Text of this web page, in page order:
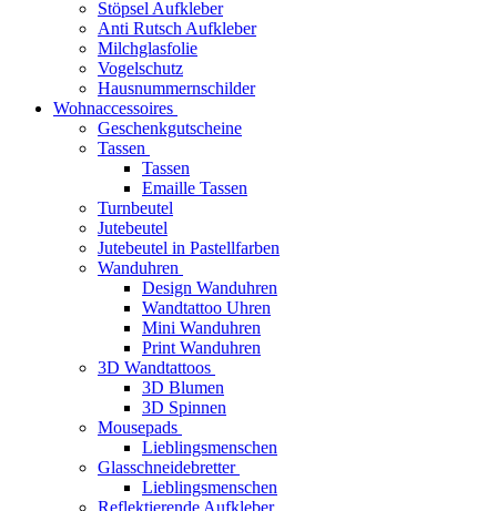
Stöpsel Aufkleber
Anti Rutsch Aufkleber
Milchglasfolie
Vogelschutz
Hausnummernschilder
Wohnaccessoires
Geschenkgutscheine
Tassen
Tassen
Emaille Tassen
Turnbeutel
Jutebeutel
Jutebeutel in Pastellfarben
Wanduhren
Design Wanduhren
Wandtattoo Uhren
Mini Wanduhren
Print Wanduhren
3D Wandtattoos
3D Blumen
3D Spinnen
Mousepads
Lieblingsmenschen
Glasschneidebretter
Lieblingsmenschen
Reflektierende Aufkleber